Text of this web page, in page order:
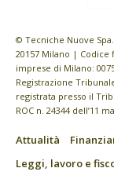
© Tecniche Nuove
20157 Milano | Codice
imprese di Milano:
Registrazione
registrata presso il
ROC n. 24344 dell’11
Attualità
Leggi, lavoro e